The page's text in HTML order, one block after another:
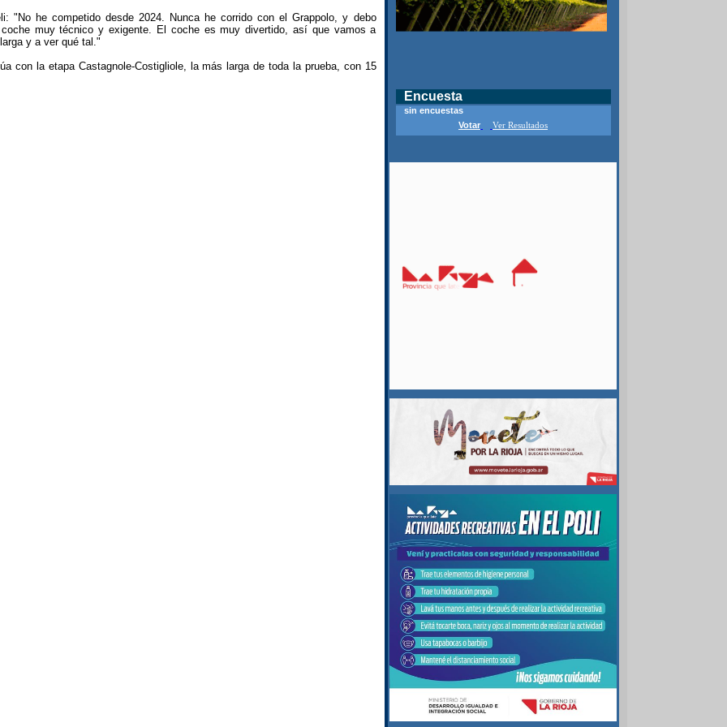
Encuesta
sin encuestas
Votar
Ver Resultados
"No he competido desde 2024. Nunca he corrido con el Grappolo, y debo
muy técnico y exigente. El coche es muy divertido, así que vamos a
y a ver qué tal."
con la etapa Castagnole-Costigliole, la más larga de toda la prueba, con 15